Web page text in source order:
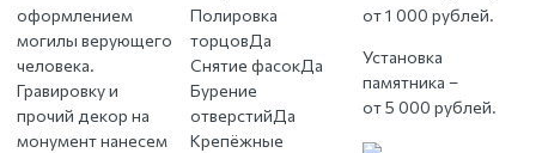
оформлением
могилы верующего
человека.
Гравировку и
прочий декор на
монумент нанесем
Полировка
торцовДа
Снятие фасокДа
Бурение
отверстийДа
Крепёжные
от 1 000 рублей.
Установка
памятника –
от 5 000 рублей.